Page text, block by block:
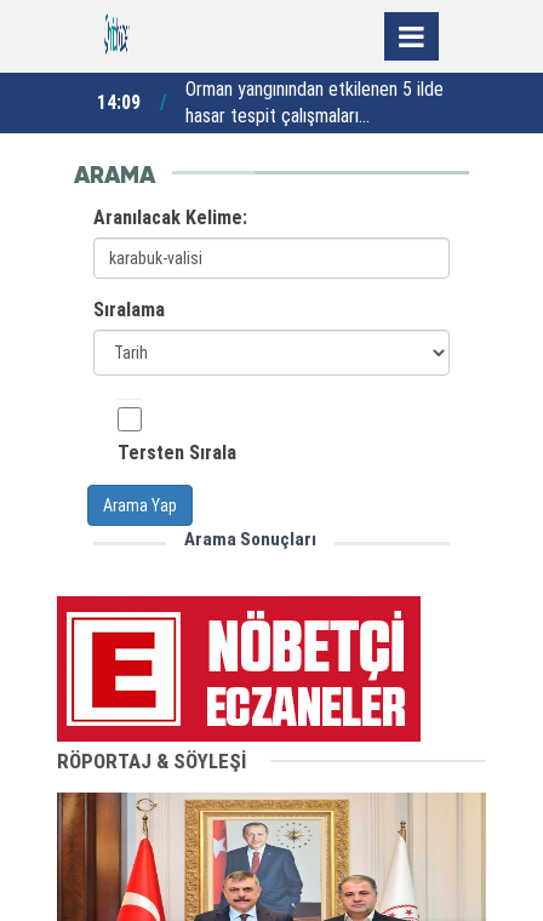
14:09
Orman yangınından etkilenen 5 ilde
hasar tespit çalışmaları
ARAMA
Aranılacak Kelime:
Sıralama
Tersten Sırala
Arama Yap
Arama Sonuçları
RÖPORTAJ & SÖYLEŞİ